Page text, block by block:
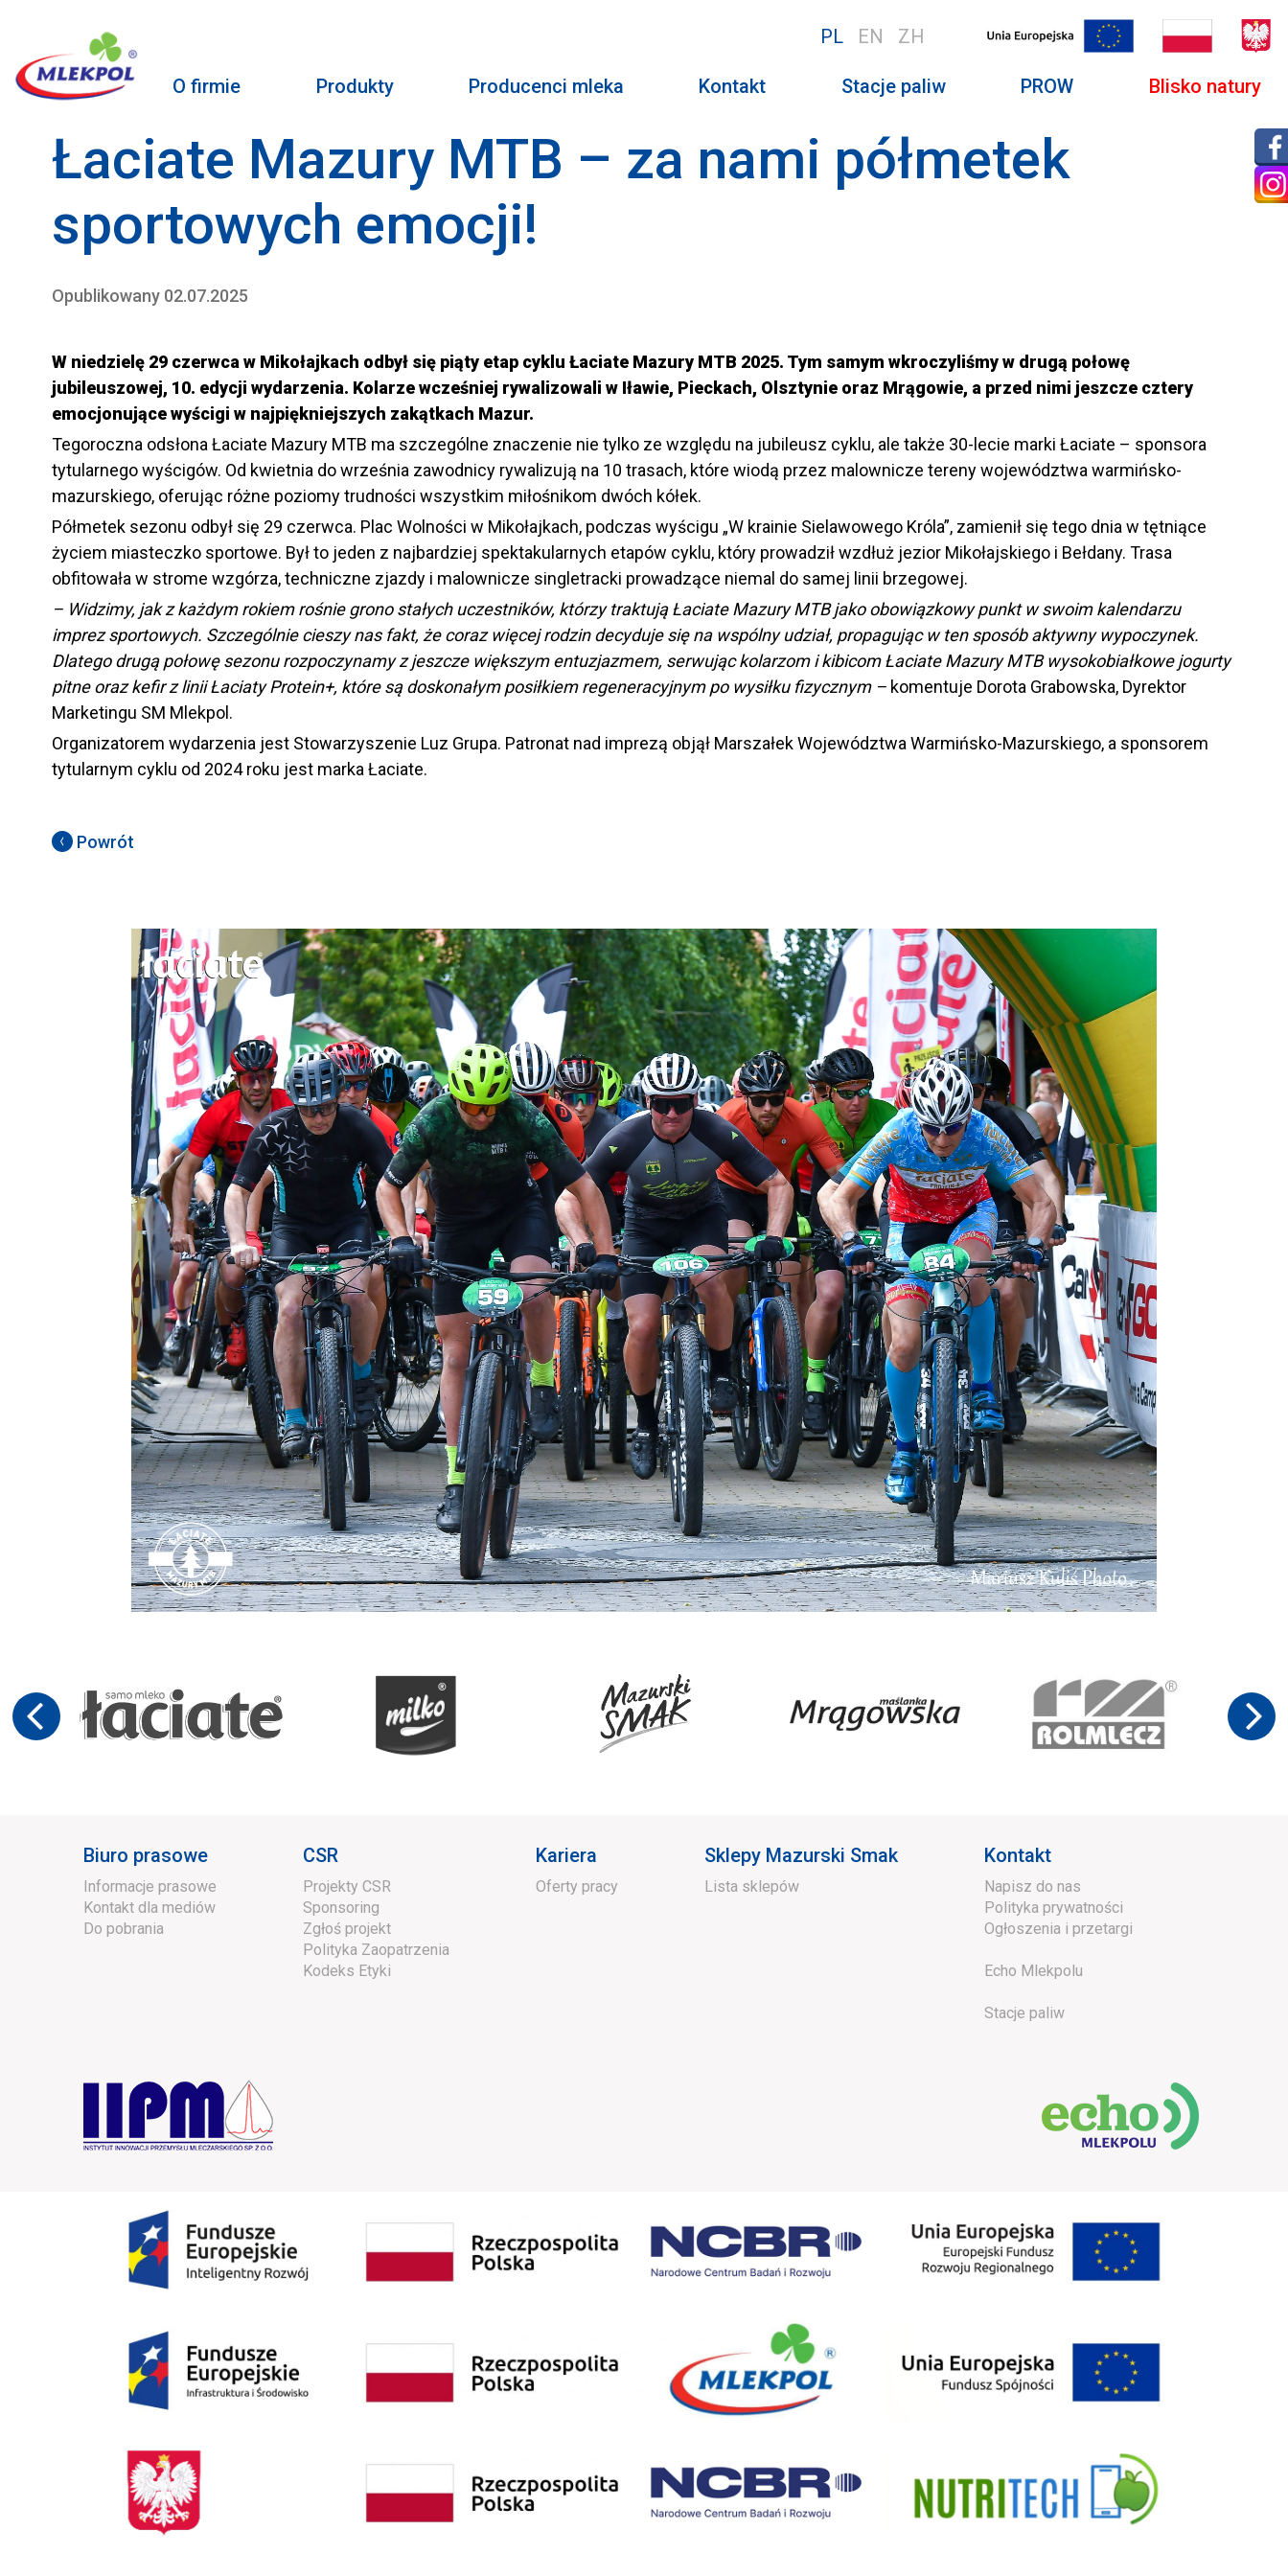
PL EN ZH
O firmie Produkty Producenci mleka Kontakt Stacje paliw PROW Blisko natury
Łaciate Mazury MTB – za nami półmetek
sportowych emocji!
Opublikowany 02.07.2025
W niedzielę 29 czerwca w Mikołajkach odbył się piąty etap cyklu Łaciate Mazury MTB 2025. Tym samym wkroczyliśmy w drugą połowę
jubileuszowej, 10. edycji wydarzenia. Kolarze wcześniej rywalizowali w Iławie, Pieckach, Olsztynie oraz Mrągowie, a przed nimi jeszcze cztery
emocjonujące wyścigi w najpiękniejszych zakątkach Mazur.
Tegoroczna odsłona Łaciate Mazury MTB ma szczególne znaczenie nie tylko ze względu na jubileusz cyklu, ale także 30-lecie marki Łaciate – sponsora
tytularnego wyścigów. Od kwietnia do września zawodnicy rywalizują na 10 trasach, które wiodą przez malownicze tereny województwa warmińsko-
mazurskiego, oferując różne poziomy trudności wszystkim miłośnikom dwóch kółek.
Półmetek sezonu odbył się 29 czerwca. Plac Wolności w Mikołajkach, podczas wyścigu „W krainie Sielawowego Króla”, zamienił się tego dnia w tętniące
życiem miasteczko sportowe. Był to jeden z najbardziej spektakularnych etapów cyklu, który prowadził wzdłuż jezior Mikołajskiego i Bełdany. Trasa
obfitowała w strome wzgórza, techniczne zjazdy i malownicze singletracki prowadzące niemal do samej linii brzegowej.
– Widzimy, jak z każdym rokiem rośnie grono stałych uczestników, którzy traktują Łaciate Mazury MTB jako obowiązkowy punkt w swoim kalendarzu
imprez sportowych. Szczególnie cieszy nas fakt, że coraz więcej rodzin decyduje się na wspólny udział, propagując w ten sposób aktywny wypoczynek.
Dlatego drugą połowę sezonu rozpoczynamy z jeszcze większym entuzjazmem, serwując kolarzom i kibicom Łaciate Mazury MTB wysokobiałkowe jogurty
pitne oraz kefir z linii Łaciaty Protein+, które są doskonałym posiłkiem regeneracyjnym po wysiłku fizycznym –komentuje Dorota Grabowska, Dyrektor
Marketingu SM Mlekpol.
Organizatorem wydarzenia jest Stowarzyszenie Luz Grupa. Patronat nad imprezą objął Marszałek Województwa Warmińsko-Mazurskiego, a sponsorem
tytularnym cyklu od 2024 roku jest marka Łaciate.
Powrót
Biuro prasowe
Informacje prasowe
Kontakt dla mediów
Do pobrania
CSR
Projekty CSR
Sponsoring
Zgłoś projekt
Polityka Zaopatrzenia
Kodeks Etyki
Kariera
Oferty pracy
Sklepy Mazurski Smak
Lista sklepów
Kontakt
Napisz do nas
Polityka prywatności
Ogłoszenia i przetargi
Echo Mlekpolu
Stacje paliw